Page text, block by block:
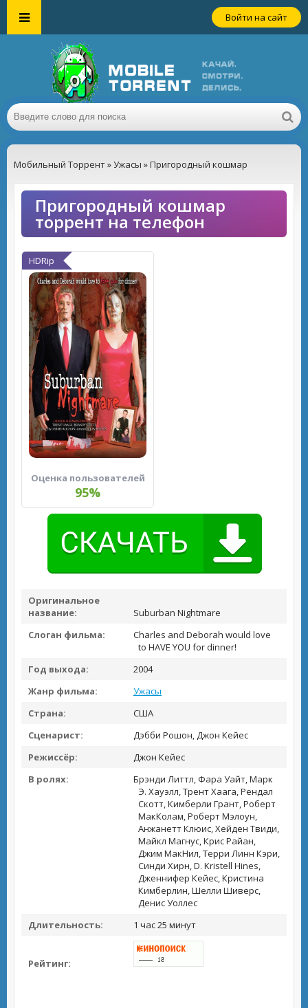
Войти на сайт
Мобильный Торрент»Ужасы » Пригородный кошмар
Пригородный кошмар
торрент на телефон
HDRip
Оценка пользователей
95%
Оригинальное
название:
Suburban Nightmare
Слоган фильма:
Charles and Deborah would love
to HAVE YOU for dinner!
Год выхода:
2004
Жанр фильма:
Ужасы
Страна:
США
Сценарист:
Дэбби Рошон, Джон Кейес
Режиссёр:
Джон Кейес
В ролях:
Брэнди Литтл, Фара Уайт, Марк
Э. Хауэлл, Трент Хаага, Рендал
Скотт, Кимберли Грант, Роберт
МакКолам, Роберт Мэлоун,
Анжанетт Клюис, Хейден Твиди,
Майкл Магнус, Крис Райан,
Джим МакНил, Терри Линн Кэри,
Синди Хирн, D. Kristell Hines,
Дженнифер Кейес, Кристина
Кимберлин, Шелли Шиверс,
Денис Уоллес
Длительность:
1 час 25 минут
Рейтинг: